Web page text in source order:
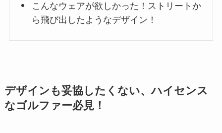
こんなウェアが欲しかった！ストリートか
ら飛び出したようなデザイン！
デザインも妥協したくない、ハイセンス
なゴルファー必見！